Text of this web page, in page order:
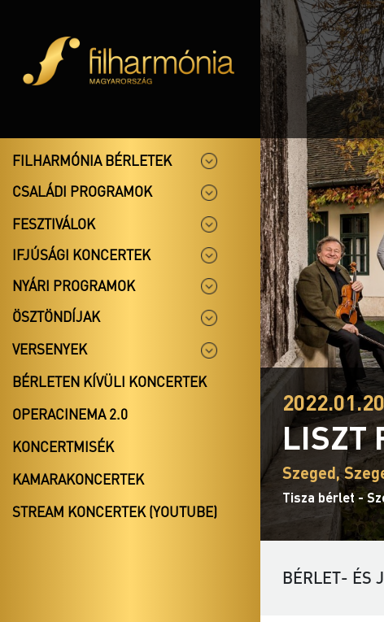
FILHARMÓNIA BÉRLETEK
CSALÁDI PROGRAMOK
FESZTIVÁLOK
IFJÚSÁGI KONCERTEK
NYÁRI PROGRAMOK
ÖSZTÖNDÍJAK
VERSENYEK
BÉRLETEN KÍVÜLI KONCERTEK
OPERACINEMA 2.0
KONCERTMISÉK
KAMARAKONCERTEK
STREAM KONCERTEK (YOUTUBE)
LISZT
Szeged,
Tisza bérlet -
BÉRLET- ÉS